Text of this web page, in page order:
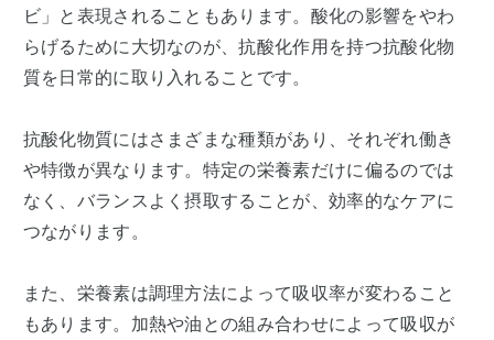
ビ」と表現されることもあります。酸化の影響をやわ
らげるために大切なのが、抗酸化作用を持つ抗酸化物
質を日常的に取り入れることです。
抗酸化物質にはさまざまな種類があり、それぞれ働き
や特徴が異なります。特定の栄養素だけに偏るのでは
なく、バランスよく摂取することが、効率的なケアに
つながります。
また、栄養素は調理方法によって吸収率が変わること
もあります。加熱や油との組み合わせによって吸収が